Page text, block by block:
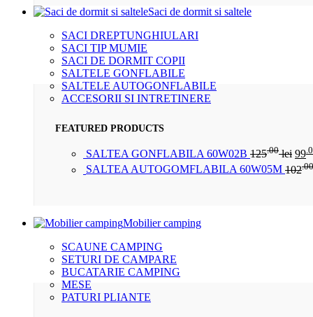
Saci de dormit si saltele
SACI DREPTUNGHIULARI
SACI TIP MUMIE
SACI DE DORMIT COPII
SALTELE GONFLABILE
SALTELE AUTOGONFLABILE
ACCESORII SI INTRETINERE
FEATURED PRODUCTS
SALTEA GONFLABILA 60W02B 125.00 lei 99
SALTEA AUTOGOMFLABILA 60W05M 102.00
Mobilier camping
SCAUNE CAMPING
SETURI DE CAMPARE
BUCATARIE CAMPING
MESE
PATURI PLIANTE